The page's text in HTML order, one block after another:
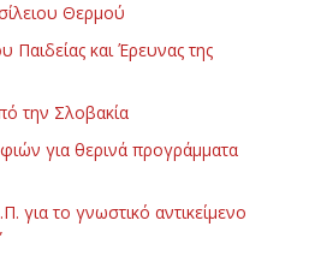
Θερμού
Παιδείας και Έρευνας της
την Σλοβακία
για θερινά προγράμματα
για το γνωστικό αντικείμενο